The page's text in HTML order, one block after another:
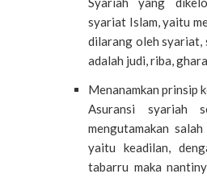
syariat Islam, yaitu
dilarang oleh syariat,
adalah judi, riba,
Menanamkan prinsip
Asuransi syariah
mengutamakan
yaitu keadilan,
tabarru maka